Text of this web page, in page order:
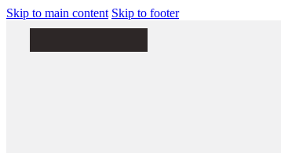
Skip to main content Skip to footer